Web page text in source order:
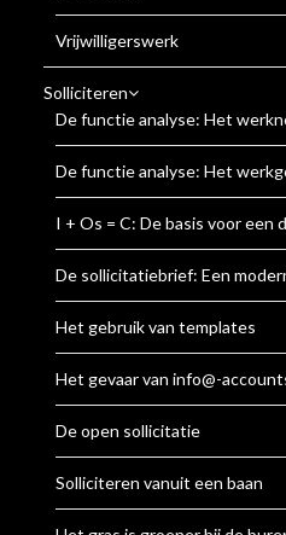
Vrijwilligerswerk
Solliciteren
De functie analyse: Het
De functie analyse: Het
I + Os = C: De basis voor een
De sollicitatiebrief: Een
Het gebruik van templates
Het gevaar van info@-
De open sollicitatie
Solliciteren vanuit een baan